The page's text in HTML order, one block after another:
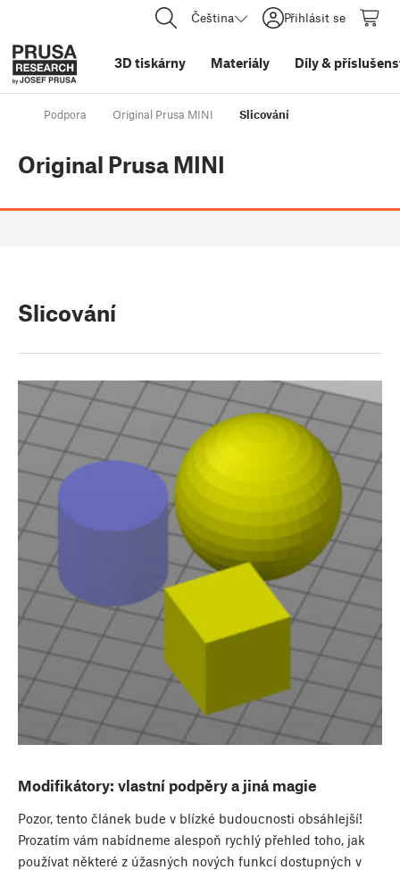
Čeština Přihlásit se
3D tiskárny Materiály Díly&
Podpora Original Prusa MINI Slicování
Original Prusa MINI
Slicování
Modifikátory: vlastní podpěry a jiná magie
Pozor, tento článek bude v blízké budoucnosti obsáhlejší!
Prozatím vám nabídneme alespoň rychlý přehled toho, jak
používat některé z úžasných nových funkcí dostupných v